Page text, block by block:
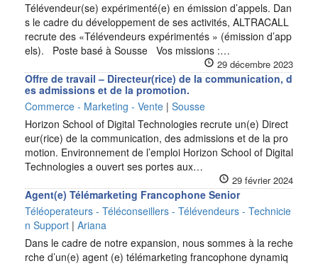
Télévendeur(se) expérimenté(e) en émission d’appels. Dan
s le cadre du développement de ses activités, ALTRACALL
recrute des «Télévendeurs expérimentés » (émission d’app
els). Poste basé à Sousse Vos missions :…
29 décembre 2023
Offre de travail – Directeur(rice) de la communication, d
es admissions et de la promotion.
Commerce - Marketing - Vente | Sousse
Horizon School of Digital Technologies recrute un(e) Direct
eur(rice) de la communication, des admissions et de la pro
motion. Environnement de l’emploi Horizon School of Digital
Technologies a ouvert ses portes aux…
29 février 2024
Agent(e) Télémarketing Francophone Senior
Téléoperateurs - Téléconseillers - Télévendeurs - Technicie
n Support | Ariana
Dans le cadre de notre expansion, nous sommes à la reche
rche d’un(e) agent (e) télémarketing francophone dynamiq